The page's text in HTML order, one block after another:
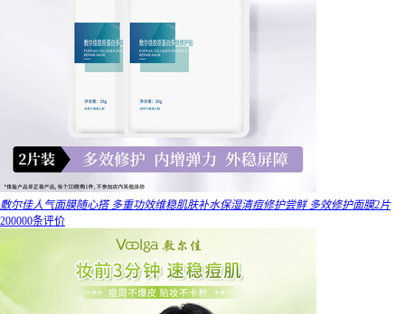
敷尔佳人气面膜随心搭 多重功效维稳肌肤补水保湿清痘修护尝鲜 多效修护面膜2片
200000条评价